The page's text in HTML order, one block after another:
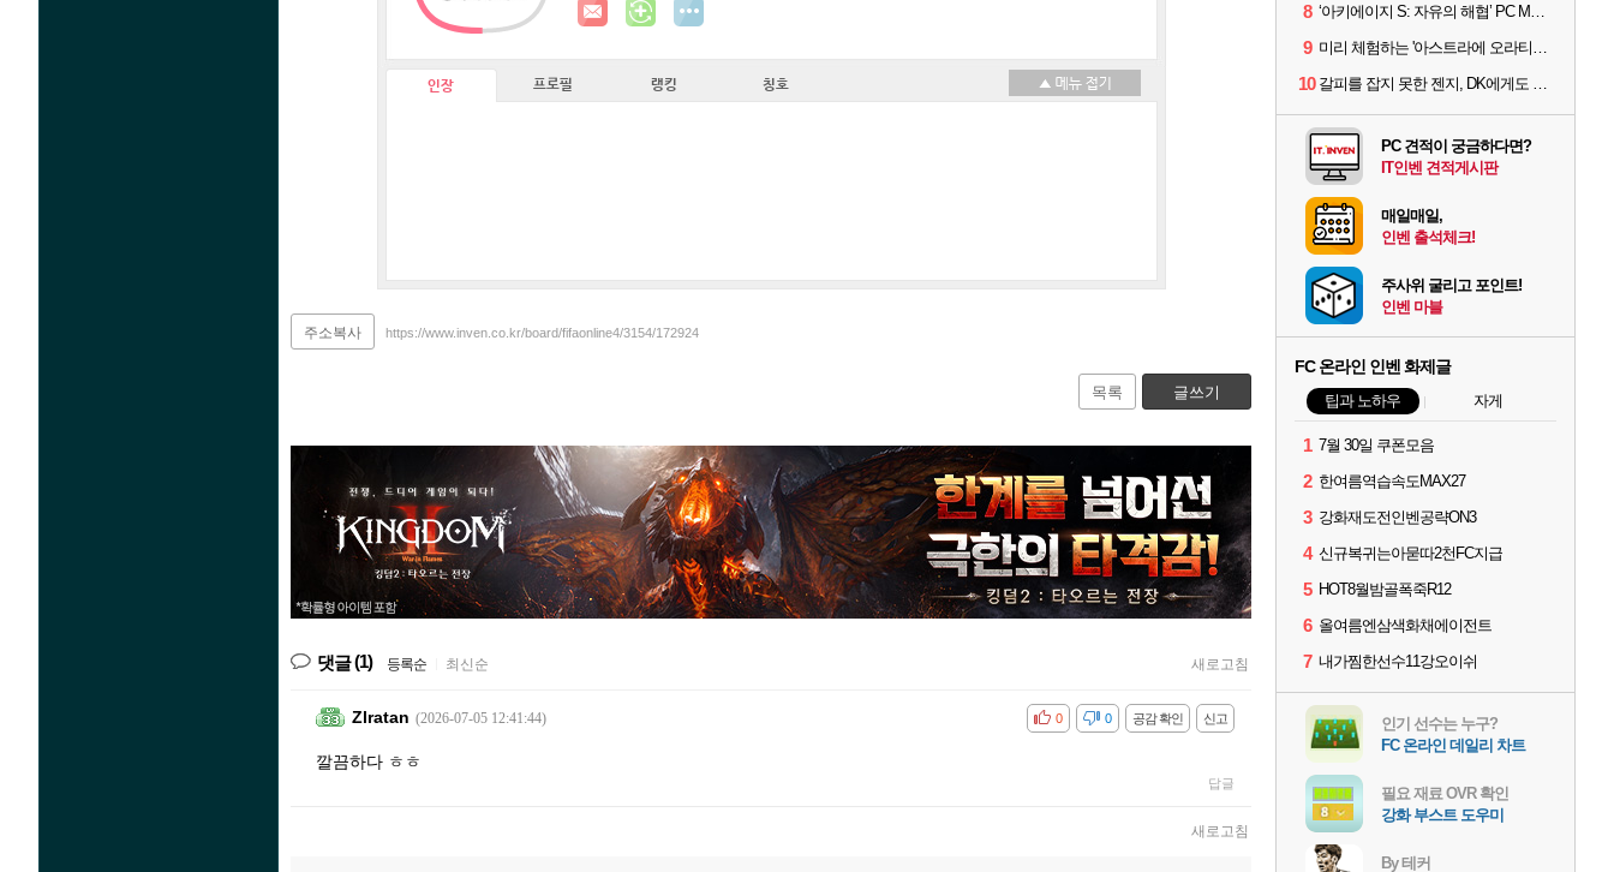
인장 프로필 랭킹 칭호
주소복사 https://www.inven.co.kr/board/fifaonline4/3154/172924
목록 글쓰기
댓글(1) 등록순 최신순 새로고침
Zlratan (2026-07-05 12:41:44) 신고
공감 확인
비공감 0
0
깔끔하다 ㅎㅎ
답글
새로고침
8 ‘아키에이지 S: 자유의 해협’ PC MMORPG로 개발한다
9 미리 체험하는 '아스트라에 오라티오'...NC, 8/19부터 CBT 참가자 모집
10 갈피를 잡지 못한 젠지, DK에게도 0:2 패배
PC 견적이 궁금하다면?
IT인벤 견적게시판
매일매일,
인벤 출석체크!
주사위 굴리고 포인트!
인벤 마블
FC 온라인 인벤 화제글
팁과 노하우 자게
1 7월 30일 쿠폰모음
2 한여름역습속도MAX27
3 강화재도전인벤공략ON3
4 신규복귀는아묻따2천FC지급
5 HOT8월밤골폭죽R12
6 올여름엔삼색화채에이전트
7 내가찜한선수11강오이쉬
인기 선수는 누구?
FC 온라인 데일리 차트
필요 재료 OVR 확인
강화 부스트 도우미
By 테커